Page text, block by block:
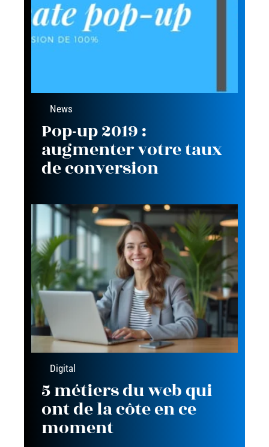
News
Pop-up 2019 :
augmenter votre taux
de conversion
Digital
5 métiers du web qui
ont de la côte en ce
moment